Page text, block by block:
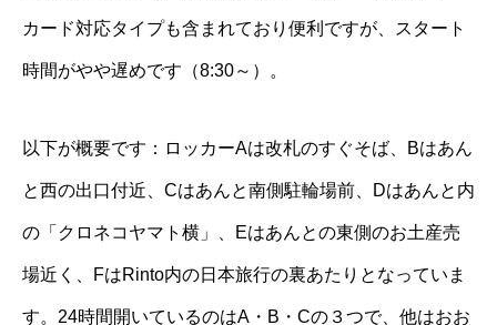
カード対応タイプも含まれており便利ですが、スタート
時間がやや遅めです（8:30～）。
以下が概要です：ロッカーAは改札のすぐそば、Bはあん
と西の出口付近、Cはあんと南側駐輪場前、Dはあんと内
の「クロネコヤマト横」、Eはあんとの東側のお土産売
場近く、FはRinto内の日本旅行の裏あたりとなっていま
す。24時間開いているのはA・B・Cの３つで、他はおお